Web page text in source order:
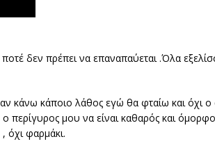
δεν πρέπει να επαναπαύεται .Όλα
κάνω κάποιο λάθος εγώ θα φταίω και όχι
περίγυρος μου να είναι καθαρός και
φαρμάκι.